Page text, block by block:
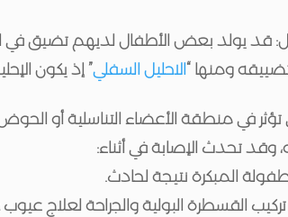
قد يولد بعض الأطفال لديهم تضيق في
ومنها “الاحليل السفلي” إذ يكون
تؤثر في منطقة الأعضاء التناسلية أو
تحدث الإصابة في أثناء:
المبكرة نتيجة لحادث.
القسطرة البولية والجراحة لعلاج